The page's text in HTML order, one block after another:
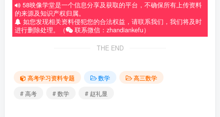
58映像学堂是一个信息分享及获取的平台，不确保所有上传资料
的来源及知识产权归属。
如您发现相关资料侵犯您的合法权益，请联系我们，我们将及时
进行删除处理。（
联系微信：zhandiankefu）
THE END
高考学习资料专题 数学
高三数学
# 高考
# 数学 # 赵礼显